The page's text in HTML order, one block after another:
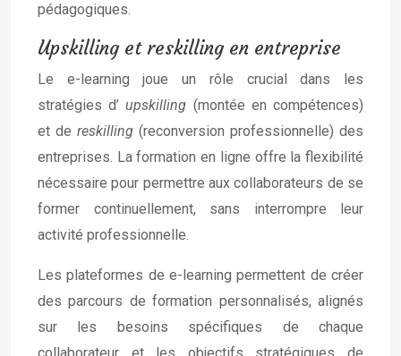
pédagogiques.
Upskilling et reskilling en entreprise
Le e-learning joue un rôle crucial dans les
stratégies d’upskilling (montée en compétences)
et de reskilling (reconversion professionnelle) des
entreprises. La formation en ligne offre la flexibilité
nécessaire pour permettre aux collaborateurs de se
former continuellement, sans interrompre leur
activité professionnelle.
Les plateformes de e-learning permettent de créer
des parcours de formation personnalisés, alignés
sur les besoins spécifiques de chaque